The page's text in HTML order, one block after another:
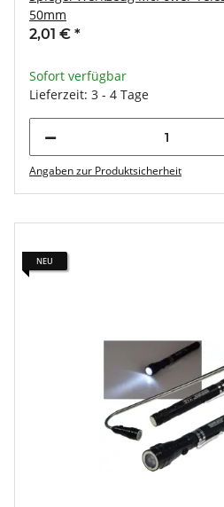
50mm
2,01 € *
Sofort verfügbar
Lieferzeit: 3 - 4 Tage
Angaben zur Produktsicherheit
NEU